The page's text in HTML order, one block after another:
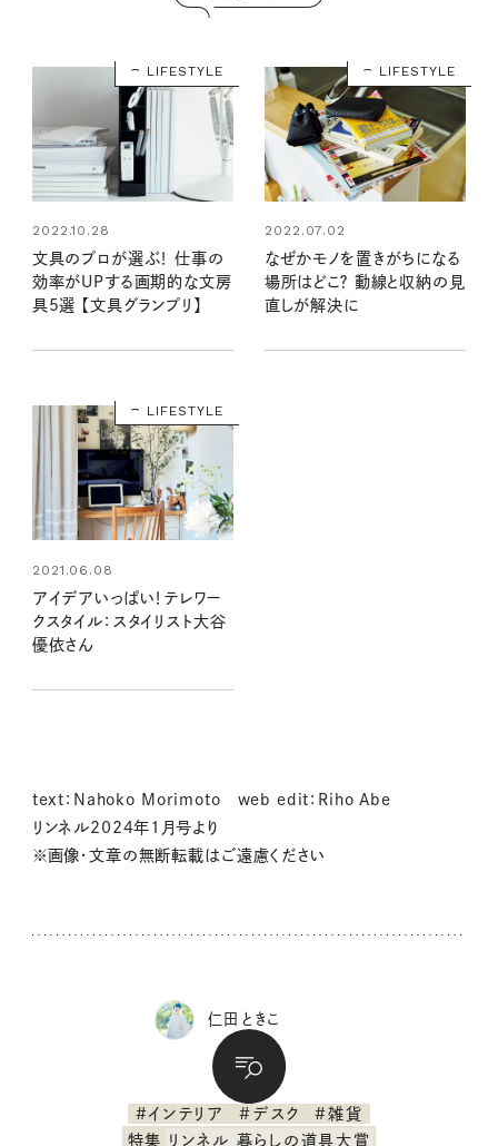
LIFESTYLE
2022.10.28
文具のプロが選ぶ！ 仕事の
効率がUPする画期的な文房
具5選 【文具グランプリ】
LIFESTYLE
2022.07.02
なぜかモノを置きがちになる
場所はどこ？ 動線と収納の見
直しが解決に
LIFESTYLE
2021.06.08
アイデアいっぱい！テレワー
クスタイル：スタイリスト大谷
優依さん
text：Nahoko Morimoto web edit：Riho Abe
リンネル2024年1月号より
※画像・文章の無断転載はご遠慮ください
仁田 ときこ
#インテリア #デスク
#雑貨
特集
リンネル 暮らしの道具大賞